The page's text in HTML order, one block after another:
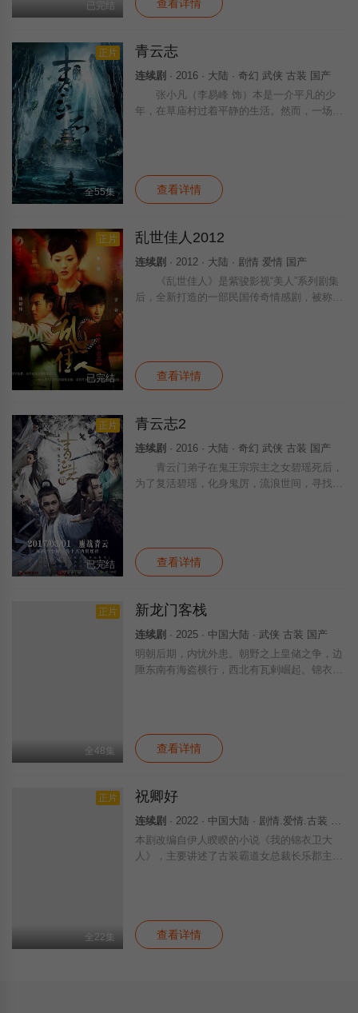
已完结 查看详情
正片
全55集
青云志
连续剧 · 2016 · 大陆 · 奇幻 武侠 古装 国产
张小凡（李易峰 饰）本是一介平凡的少
年，在草庙村过着平静的生活。然而，一场屠
查看详情
正片
已完结
乱世佳人2012
连续剧 · 2012 · 大陆 · 剧情 爱情 国产
《乱世佳人》是紫骏影视“美人”系列剧集
后，全新打造的一部民国传奇情感剧，被称为
查看详情
正片
已完结
青云志2
连续剧 · 2016 · 大陆 · 奇幻 武侠 古装 国产
青云门弟子在鬼王宗宗主之女碧瑶死后，
为了复活碧瑶，化身鬼厉，流浪世间，寻找复
查看详情
正片
全48集
新龙门客栈‎
连续剧 · 2025 · 中国大陆 · 武侠 古装 国产
明朝后期，内忧外患。朝野之上皇储之争，边
陲东南有海盗横行，西北有瓦剌崛起。锦衣卫
查看详情
正片
全22集
祝卿好
连续剧 · 2022 · 中国大陆 · 剧情.爱情.古装 国产
本剧改编自伊人睽睽的小说《我的锦衣卫大
人》，主要讲述了古装霸道女总裁长乐郡主，
查看详情